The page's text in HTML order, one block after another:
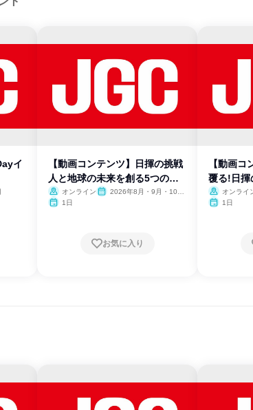
イ
【動画コンテンツ】日揮の挑戦
人と地球の未来を創る5つの事
業
オンライン
2026年8月・9月・10
1日
お気に入り
【動画
覆る!日揮
オンライ
1日